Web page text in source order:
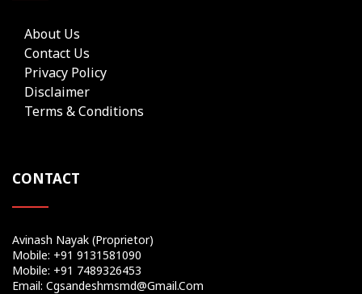
About Us
Contact Us
Privacy Policy
Disclaimer
Terms & Conditions
CONTACT
Avinash Nayak (Proprietor)
Mobile: +91 9131581090
Mobile: +91 7489326453
Email: Cgsandeshmsmd@gmail.com